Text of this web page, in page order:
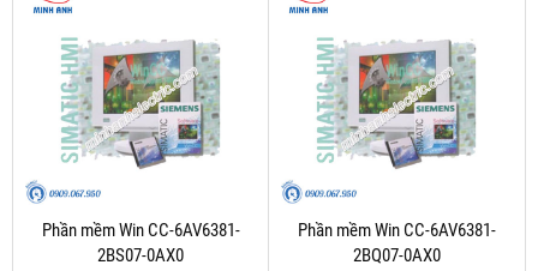
Phần mềm Win CC-6AV6381-
2BS07-0AX0
Phần mềm Win CC-6AV6381-
2BQ07-0AX0